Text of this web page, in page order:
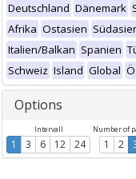
Deutschland Dänemark
Afrika Ostasien
Italien/Balkan Spanien
Schweiz Island Global
Options
Intervall
1 3 6 12 24
Number of
1 2